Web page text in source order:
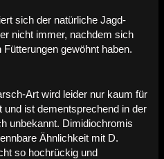
sich der natürliche Jagd-
nicht immer, nachdem sich
gewöhnt haben.
Art wird leider nur kaum für
und ist dementsprechend in der
unbekannt. Dimidiochromis
Ähnlichkeit mit D.
so hochrückig und